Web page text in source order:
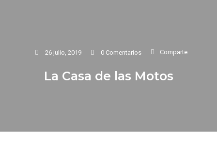
26 julio, 2019 0 Comentarios Comparte
La Casa de las Motos